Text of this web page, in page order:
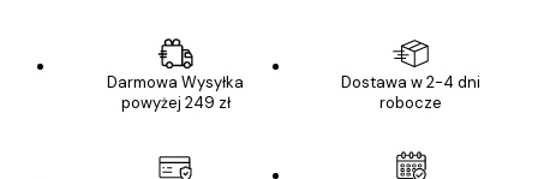
Darmowa Wysyłka
powyżej 249 zł
Dostawa w 2-4 dni
robocze